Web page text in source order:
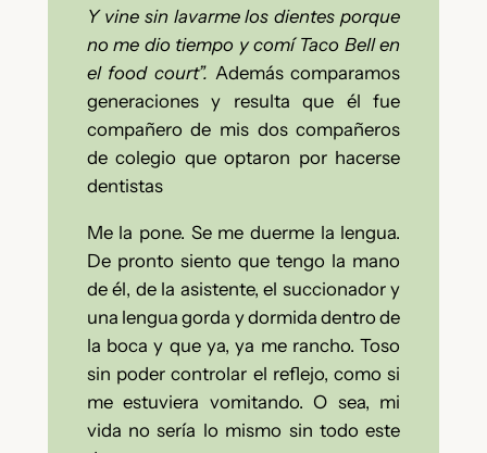
Y vine sin lavarme los dientes porque
no me dio tiempo y comí Taco Bell en
el food court”. Además comparamos
generaciones y resulta que él fue
compañero de mis dos compañeros
de colegio que optaron por hacerse
dentistas
Me la pone. Se me duerme la lengua.
De pronto siento que tengo la mano
de él, de la asistente, el succionador y
una lengua gorda y dormida dentro de
la boca y que ya, ya me rancho. Toso
sin poder controlar el reflejo, como si
me estuviera vomitando.O sea, mi
vida no sería lo mismo sin todo este